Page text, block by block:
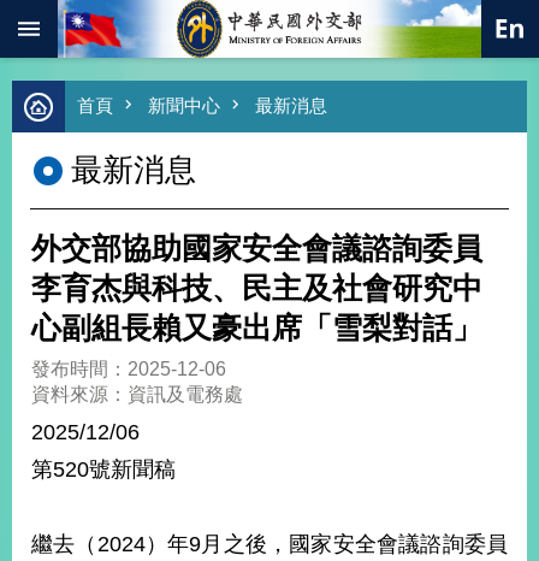
跳到主要內容區塊
進
階
尋
熱
總
合
外
交
值
經
首頁 新聞中心 最新消息
最新消息
外交部協助國家安全會議諮詢委員
李育杰與科技、民主及社會研究中
心副組長賴又豪出席「雪梨對話」
發布時間：2025-12-06
資料來源：資訊及電務處
2025/12/06
第520號新聞稿
繼去（2024）年9月之後，國家安全會議諮詢委員